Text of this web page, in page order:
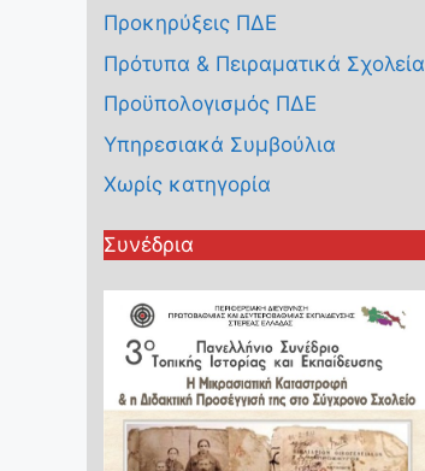
Προκηρύξεις ΠΔΕ
Πρότυπα & Πειραματικά Σχολεία
Προϋπολογισμός ΠΔΕ
Υπηρεσιακά Συμβούλια
Χωρίς κατηγορία
Συνέδρια